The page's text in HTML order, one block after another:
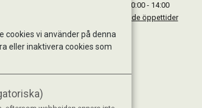
Lördag : 10:00 - 14:00
Se avvikande öppettider
cookies vi använder på denna
eller inaktivera cookies som